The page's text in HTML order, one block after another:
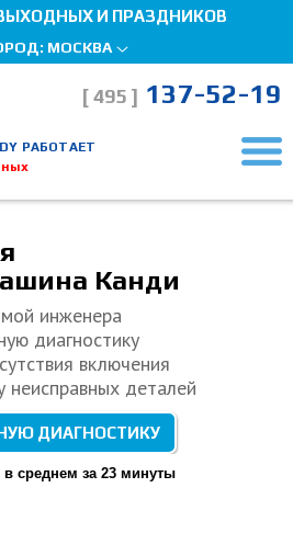
И ПРАЗДНИКОВ
МОСКВА
РАБОТАЕТ
[ 495 ] 137-52-19
Канди
инженера
диагностику
включения
неисправных деталей
ДИАГНОСТИКУ
в среднем за 23 минуты